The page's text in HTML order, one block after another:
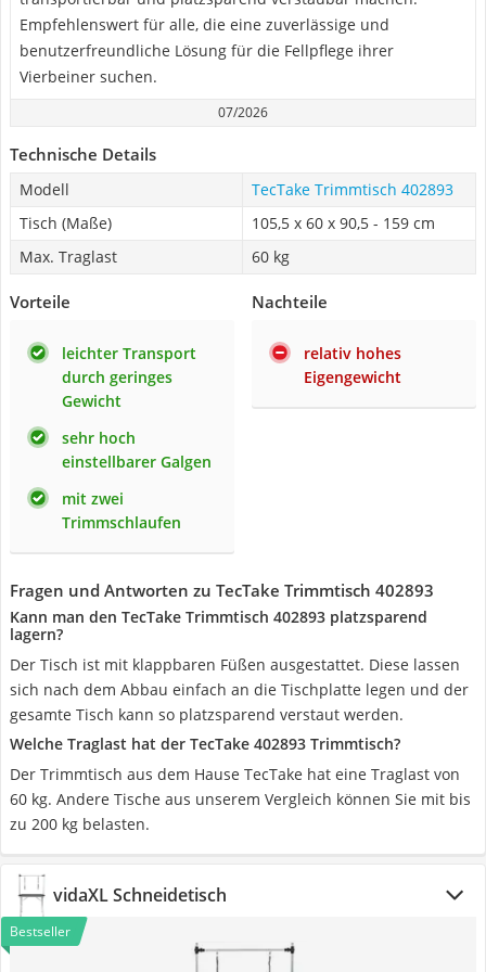
Empfehlenswert für alle, die eine zuverlässige und
benutzerfreundliche Lösung für die Fellpflege ihrer
Vierbeiner suchen.
07/2026
Technische Details
Modell
TecTake Trimmtisch 402893
Tisch (Maße)
105,5 x 60 x 90,5 - 159 cm
Max. Traglast
60 kg
Vorteile
leichter Transport
durch geringes
Gewicht
sehr hoch
einstellbarer Galgen
mit zwei
Trimmschlaufen
Nachteile
relativ hohes
Eigengewicht
Fragen und Antworten zu TecTake Trimmtisch 402893
Kann man den TecTake Trimmtisch 402893 platzsparend
lagern?
Der Tisch ist mit klappbaren Füßen ausgestattet. Diese lassen
sich nach dem Abbau einfach an die Tischplatte legen und der
gesamte Tisch kann so platzsparend verstaut werden.
Welche Traglast hat der TecTake 402893 Trimmtisch?
Der Trimmtisch aus dem Hause TecTake hat eine Traglast von
60 kg. Andere Tische aus unserem Vergleich können Sie mit bis
zu 200 kg belasten.
vidaXL Schneidetisch
Bestseller